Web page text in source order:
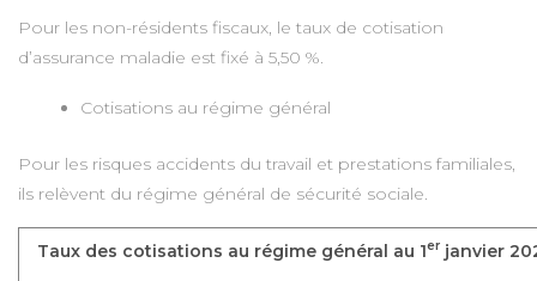
Pour les non-résidents fiscaux, le taux de cotisation
d’assurance maladie est fixé à 5,50 %.
Cotisations au régime général
Pour les risques accidents du travail et prestations familiales,
ils relèvent du régime général de sécurité sociale.
Taux des cotisations au régime général au 1er janvier